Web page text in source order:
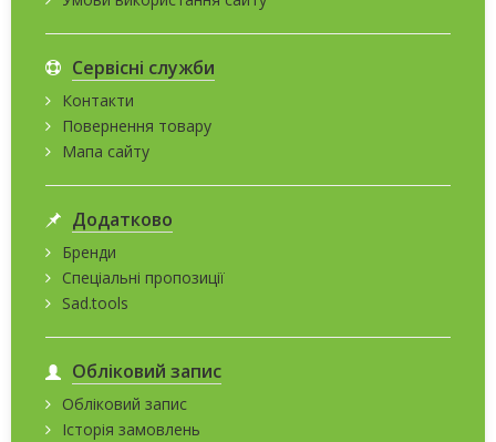
Сервісні служби
Контакти
Повернення товару
Мапа сайту
Додатково
Бренди
Спеціальні пропозиції
Sad.tools
Обліковий запис
Обліковий запис
Історія замовлень